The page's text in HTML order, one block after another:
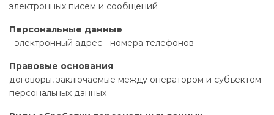
электронных писем и сообщений
Персональные данные
- электронный адрес - номера телефонов
Правовые основания
договоры, заключаемые между оператором и субъектом
персональных данных